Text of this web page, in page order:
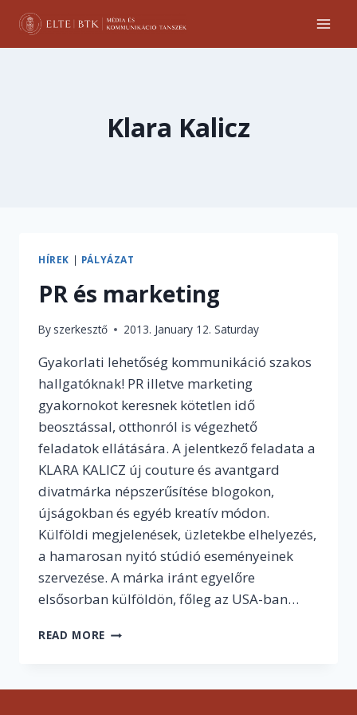
Skip
content
Klara Kalicz
HÍREK | PÁLYÁZAT
PR és marketing
By szerkesztő 2013. January 12. Saturday
Gyakorlati lehetőség kommunikáció szakos
hallgatóknak! PR illetve marketing
gyakornokot keresnek kötetlen idő
beosztással, otthonról is végezhető
feladatok ellátására. A jelentkező feladata a
KLARA KALICZ új couture és avantgard
divatmárka népszerűsítése blogokon,
újságokban és egyéb kreatív módon.
Külföldi megjelenések, üzletekbe elhelyezés,
a hamarosan nyitó stúdió eseményeinek
szervezése. A márka iránt egyelőre
elsősorban külföldön, főleg az USA-ban…
READ MORE PR